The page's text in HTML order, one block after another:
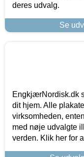
deres udvalg.
Se
EngkjærNordisk.dk
dit hjem. Alle
virksomheden,
med nøje udvalgte
verden. Klik her for